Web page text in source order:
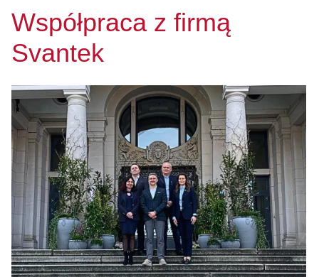
Współpraca z firmą
Svantek